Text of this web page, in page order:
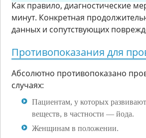
Как правило, диагностические
минут. Конкретная
данных и сопутствующих
Противопоказания для
Абсолютно противопоказано
случаях:
Пациентам, у которых
веществ, в частности — йода.
Женщинам в положении.